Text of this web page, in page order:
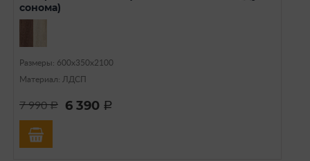
сонома)
Размеры: 600х350х2100
Материал: ЛДСП
7 990a 6 390 a